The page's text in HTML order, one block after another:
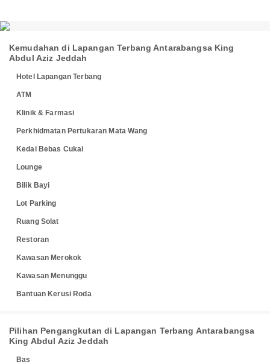
Kemudahan di Lapangan Terbang Antarabangsa King
Abdul Aziz Jeddah
Hotel Lapangan Terbang
ATM
Klinik & Farmasi
Perkhidmatan Pertukaran Mata Wang
Kedai Bebas Cukai
Lounge
Bilik Bayi
Lot Parking
Ruang Solat
Restoran
Kawasan Merokok
Kawasan Menunggu
Bantuan Kerusi Roda
Pilihan Pengangkutan di Lapangan Terbang Antarabangsa
King Abdul Aziz Jeddah
Bas